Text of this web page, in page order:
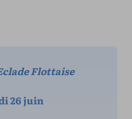
Flottaise
26 juin